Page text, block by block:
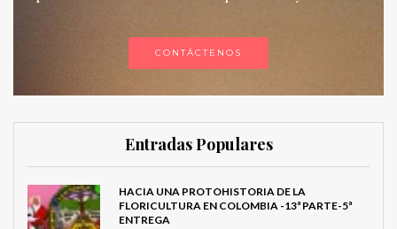
CONTÁCTENOS
Entradas Populares
HACIA UNA PROTOHISTORIA DE LA
FLORICULTURA EN COLOMBIA -13ª PARTE-5ª
ENTREGA